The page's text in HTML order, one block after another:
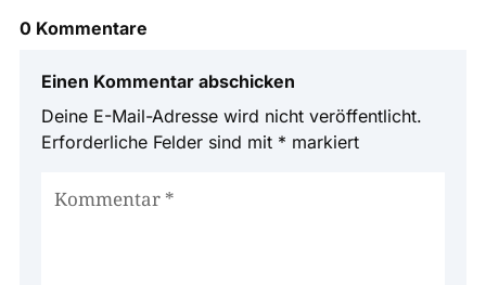
0 Kommentare
Einen Kommentar abschicken
Deine E-Mail-Adresse wird nicht veröffentlicht.
Erforderliche Felder sind mit * markiert